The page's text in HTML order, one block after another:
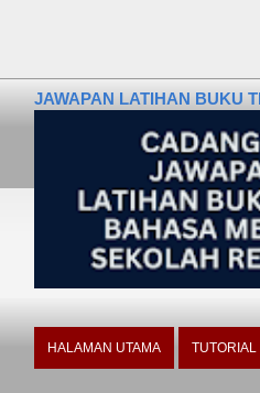
JAWAPAN LATIHAN BUKU
HALAMAN UTAMA TUTORIAL